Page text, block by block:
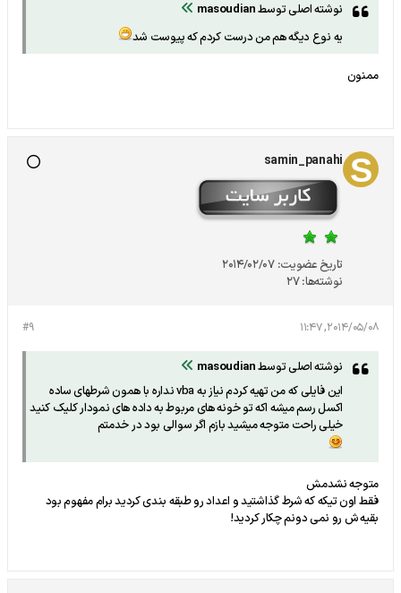
نوشته اصلی توسطmasoudian
یه نوع دیگه هم من درست کردم که پیوست شد
ممنون
samin_panahi
تاریخ عضویت: 2014/02/07
نوشته‌ها:27
#9 2014/05/08, 11:47
نوشته اصلی توسطmasoudian
این فایلی که من تهیه کردم نیاز به vba نداره با همون شرطهای ساده
اکسل رسم میشه اکه تو خونه های مربوط به داده های نمودار کلیک کنید
خیلی راحت متوجه میشید بازم اگر سوالی بود در خدمتم
متوجه نشدمش
فقط اون تیکه که شرط گذاشتید و اعداد رو طبقه بندی کردید برام مفهوم بود
بقیه ش رو نمی دونم چکار کردید!